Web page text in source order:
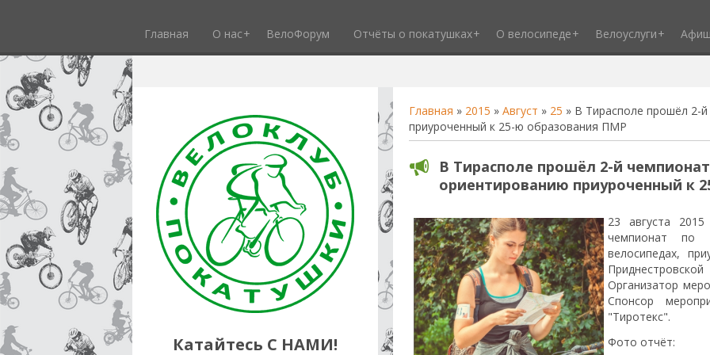
Главная О нас ВелоФорум Отчёты о покатушках О велосипеде Велоуслуги
Катайтесь С НАМИ!
Главная » 2015 » Август » 25 » В Тирасполе прошёл 2-
приуроченный к 25-ю образования ПМР
В Тирасполе прошёл 2-й
ориентированию приуроченный к
23 августа
чемпионат по
велосипедах,
Организатор
Спонсор
"Тиротекс".
Фото отчёт: